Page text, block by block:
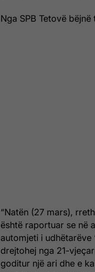
Nga SPB Tetovë
“Natën (27 mars),
është raportuar se në
automjeti i udhëtarëve
drejtohej nga 21-
goditur një ari dhe e